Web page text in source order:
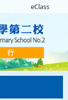
eClass